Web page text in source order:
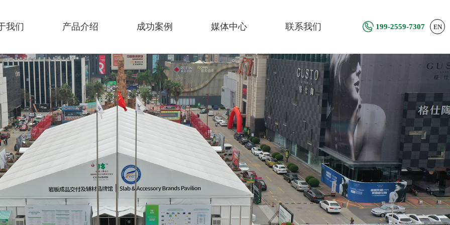
我们 产品介绍 成功案例 媒体中心 联系我们 199-2559-7307 EN